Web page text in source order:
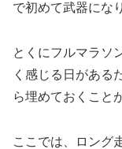
で初めて武器にな
とくにフルマラソ
く感じる日がある
ら埋めておくこと
ここでは、ロング